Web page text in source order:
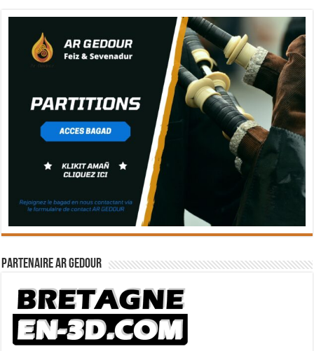
Partenaire Ar Gedour